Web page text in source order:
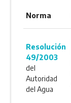
Norma
Resolución
49/2003
del
Autoridad
del Agua